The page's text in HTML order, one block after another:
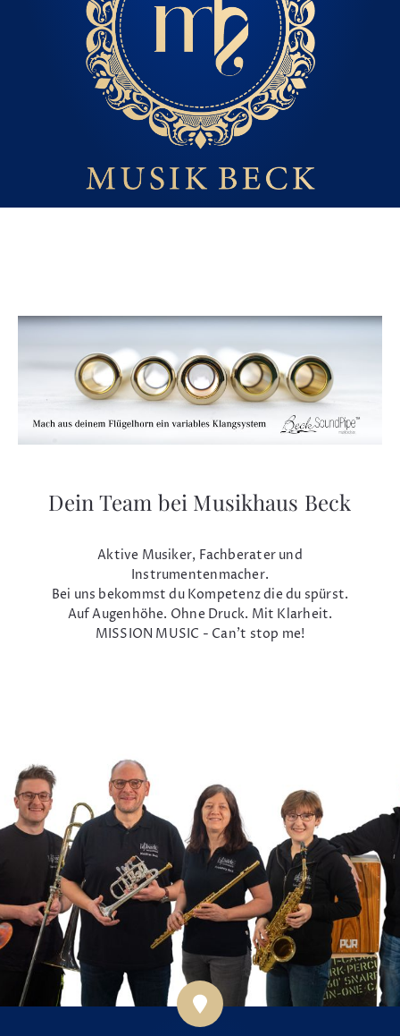
Dein Team bei Musikhaus Beck
Aktive Musiker, Fachberater und
Instrumentenmacher.
Bei uns bekommst du Kompetenz die du spürst.
Auf Augenhöhe. Ohne Druck. Mit Klarheit.
MISSION MUSIC - Can't stop me!